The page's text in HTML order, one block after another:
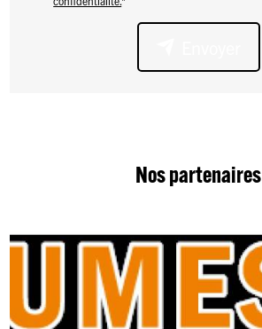
Nos partenaires